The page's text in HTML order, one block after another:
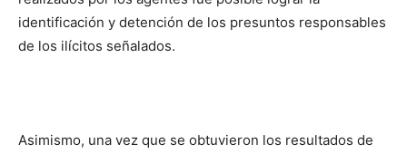
identificación y detención de los presuntos responsables
de los ilícitos señalados.
Asimismo, una vez que se obtuvieron los resultados de